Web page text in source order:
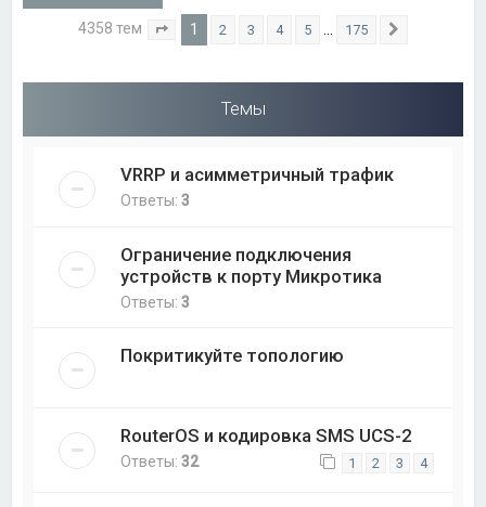
4358 тем Страница из 175
1 2 3 4 5 175
Темы
VRRP и асимметричный трафик
Ответы:3
Ограничение подключения
устройств к порту Микротика
Ответы:3
Покритикуйте топологию
RouterOS и кодировка SMS UCS-2
Ответы:32 1 2 3 4